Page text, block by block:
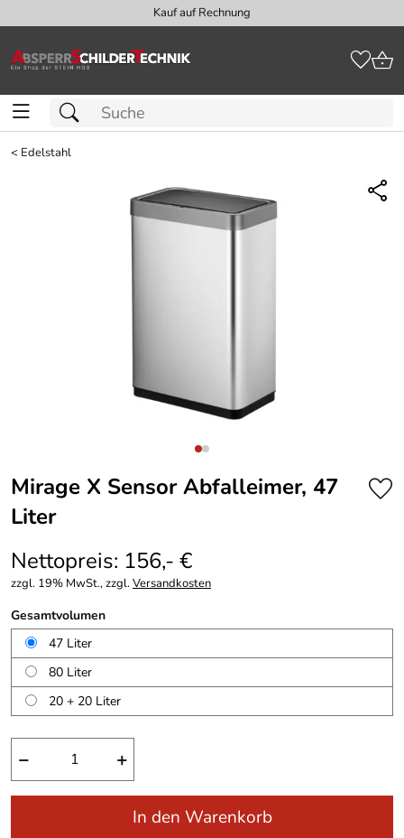
Kauf auf Rechnung
< Edelstahl
Mirage X Sensor Abfalleimer, 47
Liter
Nettopreis: 156,- €
zzgl. 19% MwSt., zzgl.Versandkosten
Gesamtvolumen
47 Liter
80 Liter
20 + 20 Liter
− +
In den Warenkorb